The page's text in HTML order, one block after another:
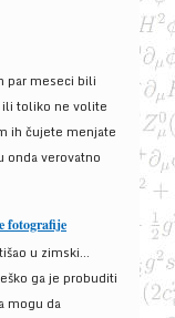
par meseci bili
toliko ne volite
ih čujete menjate
onda verovatno
fotografije
u zimski...
ga je probuditi
mogu da